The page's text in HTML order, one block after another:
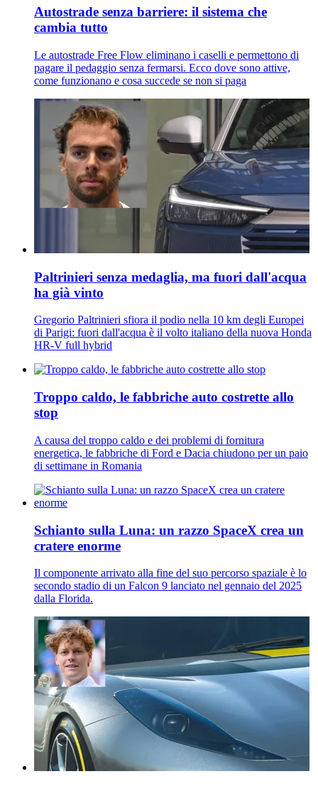
Autostrade senza barriere: il sistema che
cambia tutto
Le autostrade Free Flow eliminano i caselli e permettono di
pagare il pedaggio senza fermarsi. Ecco dove sono attive,
come funzionano e cosa succede se non si paga
Paltrinieri senza medaglia, ma fuori dall'acqua
ha già vinto
Gregorio Paltrinieri sfiora il podio nella 10 km degli Europei
di Parigi: fuori dall'acqua è il volto italiano della nuova Honda
HR-V full hybrid
Troppo caldo, le fabbriche auto costrette allo
stop
A causa del troppo caldo e dei problemi di fornitura
energetica, le fabbriche di Ford e Dacia chiudono per un paio
di settimane in Romania
Schianto sulla Luna: un razzo SpaceX crea un
cratere enorme
Il componente arrivato alla fine del suo percorso spaziale è lo
secondo stadio di un Falcon 9 lanciato nel gennaio del 2025
dalla Florida.